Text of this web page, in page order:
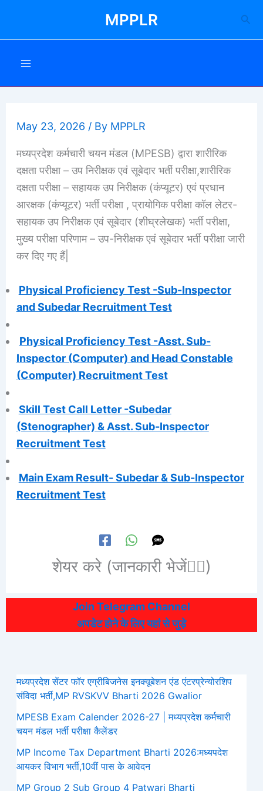
content
MPPLR
May 23, 2026 / By MPPLR
मध्यप्रदेश कर्मचारी चयन मंडल (MPESB) द्वारा शारीरिक
दक्षता परीक्षा – उप निरीक्षक एवं सूबेदार भर्ती परीक्षा,शारीरिक
दक्षता परीक्षा – सहायक उप निरीक्षक (कंप्यूटर) एवं प्रधान
आरक्षक (कंप्यूटर) भर्ती परीक्षा , प्रायोगिक परीक्षा कॉल लेटर-
सहायक उप निरीक्षक एवं सूबेदार (शीघ्रलेखक) भर्ती परीक्षा,
मुख्य परीक्षा परिणाम – उप-निरीक्षक एवं सूबेदार भर्ती परीक्षा जारी
कर दिए गए हैं|
Physical Proficiency Test -Sub-Inspector
and Subedar Recruitment Test
Physical Proficiency Test -Asst. Sub-
Inspector (Computer) and Head Constable
(Computer) Recruitment Test
Skill Test Call Letter -Subedar
(Stenographer) & Asst. Sub-Inspector
Recruitment Test
Main Exam Result- Subedar & Sub-Inspector
Recruitment Test
शेयर करे (जानकारी भेजें👆🏻)
Join Telegram Channel
अपडेट होने के लिए यहां से जुड़े
मध्यप्रदेश सेंटर फॉर एग्रीबिजनेस इनक्यूबेशन एंड एंटरप्रेन्योरशिप
संविदा भर्ती,MP RVSKVV Bharti 2026 Gwalior
MPESB Exam Calender 2026-27 | मध्यप्रदेश कर्मचारी
चयन मंडल भर्ती परीक्षा कैलेंडर
MP Income Tax Department Bharti 2026:मध्‍यपदेश
आयकर विभाग भर्ती,10वीं पास के आवेदन
MP Group 2 Sub Group 4 Patwari Bharti